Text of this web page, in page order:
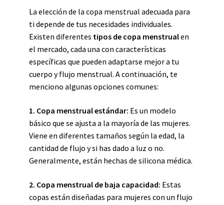
La elección de la copa menstrual adecuada para
ti depende de tus necesidades individuales.
Existen diferentes tipos de copa menstrualen
el mercado, cada una con características
específicas que pueden adaptarse mejor a tu
cuerpo y flujo menstrual. A continuación, te
menciono algunas opciones comunes:
1. Copa menstrual estándar: Es un modelo
básico que se ajusta a la mayoría de las mujeres.
Viene en diferentes tamaños según la edad, la
cantidad de flujo y si has dado a luz o no.
Generalmente, están hechas de silicona médica.
2. Copa menstrual de baja capacidad: Estas
copas están diseñadas para mujeres con un flujo